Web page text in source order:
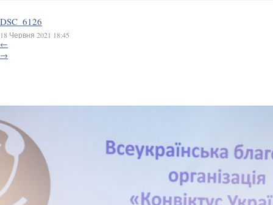
DSC_6126
18 Червня 2021 18:45
←
→